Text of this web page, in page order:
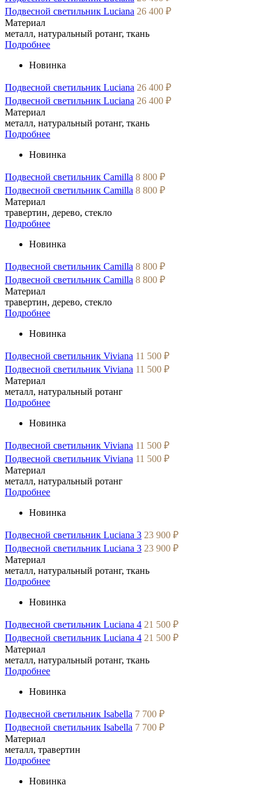
Подвесной светильник Luciana 26 400 ₽
Материал
металл, натуральный ротанг, ткань
Подробнее
Новинка
Подвесной светильник Luciana 26 400 ₽
Подвесной светильник Luciana 26 400 ₽
Материал
металл, натуральный ротанг, ткань
Подробнее
Новинка
Подвесной светильник Camilla 8 800 ₽
Подвесной светильник Camilla 8 800 ₽
Материал
травертин, дерево, стекло
Подробнее
Новинка
Подвесной светильник Camilla 8 800 ₽
Подвесной светильник Camilla 8 800 ₽
Материал
травертин, дерево, стекло
Подробнее
Новинка
Подвесной светильник Viviana 11 500 ₽
Подвесной светильник Viviana 11 500 ₽
Материал
металл, натуральный ротанг
Подробнее
Новинка
Подвесной светильник Viviana 11 500 ₽
Подвесной светильник Viviana 11 500 ₽
Материал
металл, натуральный ротанг
Подробнее
Новинка
Подвесной светильник Luciana 3 23 900 ₽
Подвесной светильник Luciana 3 23 900 ₽
Материал
металл, натуральный ротанг, ткань
Подробнее
Новинка
Подвесной светильник Luciana 4 21 500 ₽
Подвесной светильник Luciana 4 21 500 ₽
Материал
металл, натуральный ротанг, ткань
Подробнее
Новинка
Подвесной светильник Isabella 7 700 ₽
Подвесной светильник Isabella 7 700 ₽
Материал
металл, травертин
Подробнее
Новинка